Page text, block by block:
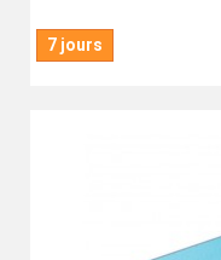
7 jours